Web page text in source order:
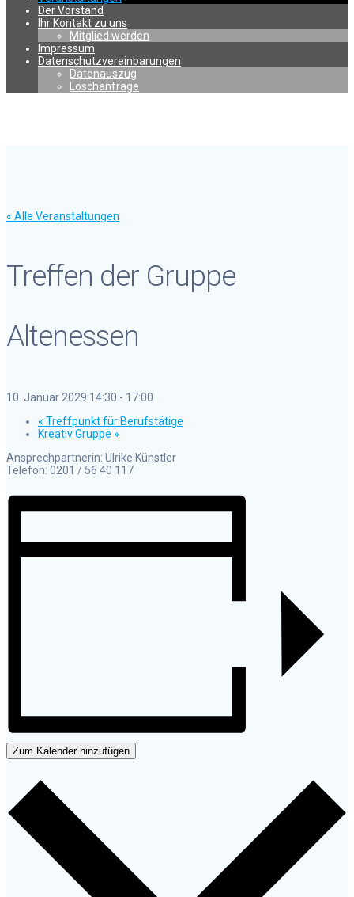
Der Vorstand
Ihr Kontakt zu uns
Mitglied werden
Impressum
Datenschutzvereinbarungen
Datenauszug
Löschanfrage
« Alle Veranstaltungen
Treffen der Gruppe
Altenessen
10. Januar 2029.14:30 - 17:00
« Treffpunkt für Berufstätige
Kreativ Gruppe »
Ansprechpartnerin: Ulrike Künstler
Telefon: 0201 / 56 40 117
Zum Kalender hinzufügen